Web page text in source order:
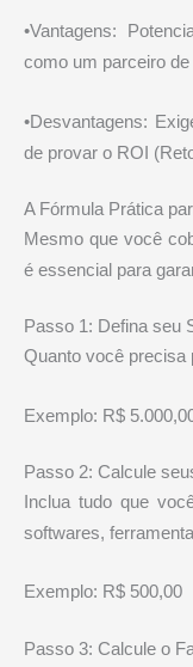
•Vantagens:
como um parceiro
•Desvantagens:
de provar o ROI
A Fórmula Prática
Mesmo que você
é essencial para
Passo 1: Defina seu
Quanto você precisa
Exemplo: R$
Passo 2: Calcule
Inclua tudo que
softwares,
Exemplo: R$ 500,00
Passo 3: Calcule o